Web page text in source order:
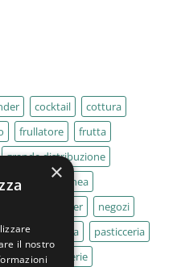
cocktail
cottura
frullatore
frutta
grande distribuzione
La Felsinea
mixer
negozi
paninoteca
pasticceria
pizzeria
pizzerie
×
il nostro